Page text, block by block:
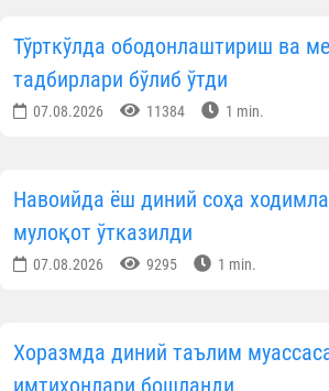
Тўрткўлда ободонлаштириш ва
тадбирлари бўлиб ўтди
07.08.2026 11384 1 min.
Навоийда ёш диний соҳа
мулоқот ўтказилди
07.08.2026 9295 1 min.
Хоразмда диний таълим